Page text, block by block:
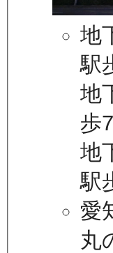
地
駅
地
歩
地
駅
愛
丸